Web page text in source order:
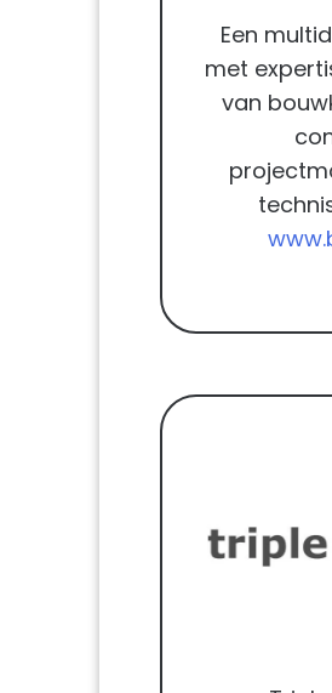
Een
met
van